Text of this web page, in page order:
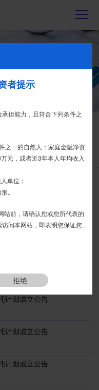
客户反馈 征信异议申请
计划成立公告
计划成立公告
计划成立公告
子合同签署应由投资者本人
认购信托产品的资金应根据
户。投资者认购我司信托产品
金。
我司客服电话400-
拒绝
者提示
担能力，且符合下列条件之
之一的自然人：家庭金融净资
元，或者近3年本人年均收入
单位；
。
站前，请确认您或您所代表的
访问本网站，即表明您保证您
拒绝